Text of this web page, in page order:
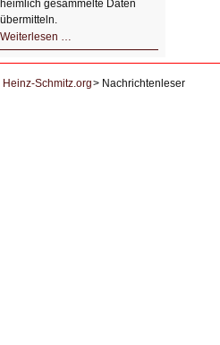
heimlich gesammelte Daten
übermitteln.
Weiterlesen …
DNS
Heinz-Schmitz.org
Nachrichtenleser